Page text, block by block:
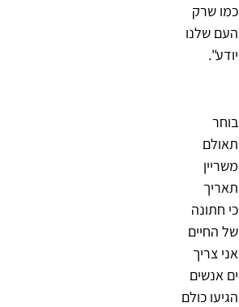
כמו שרק
העם שלנו
יודע".
בוחר
תאולם
משריין
תאריך
כי חתונה
של החיים
אני צריך
ים אנשים
הגיעו כולם